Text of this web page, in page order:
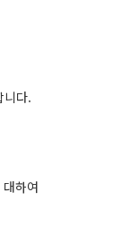
니다.
하여